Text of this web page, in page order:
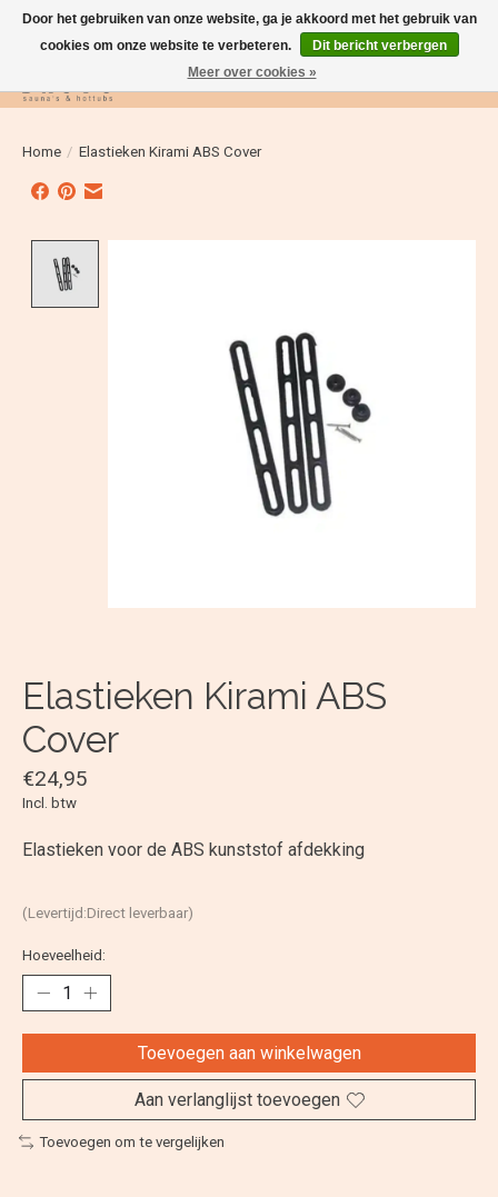
Verlanglijst
Home / Elastieken Kirami ABS Cover
Elastieken Kirami ABS
Cover
€24,95
Incl. btw
Elastieken voor de ABS kunststof afdekking
(Levertijd:Direct leverbaar)
Hoeveelheid:
Toevoegen aan winkelwagen
Aan verlanglijst toevoegen
Toevoegen om te vergelijken
Door het gebruiken van onze website, ga je akkoord met het gebruik van
cookies om onze website te verbeteren.
Dit bericht verbergen
Meer over cookies »